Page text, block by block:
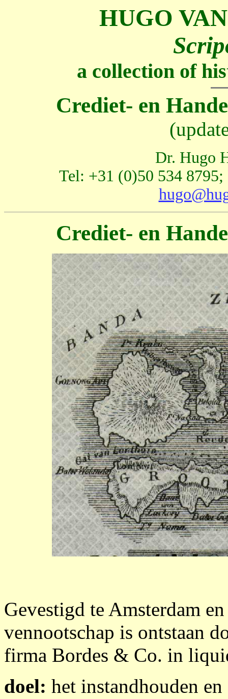
HUGO
a collection of
Crediet- en
Dr. Hugo
Tel: +31 (0)50 534
Crediet- en
Gevestigd te Amsterdam
vennootschap is ontstaan
firma Bordes & Co. in
doel: het instandhouden